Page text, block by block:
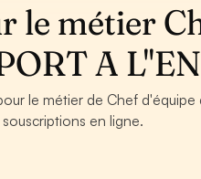
le métier
A
le métier de Chef d'équipe
en ligne.